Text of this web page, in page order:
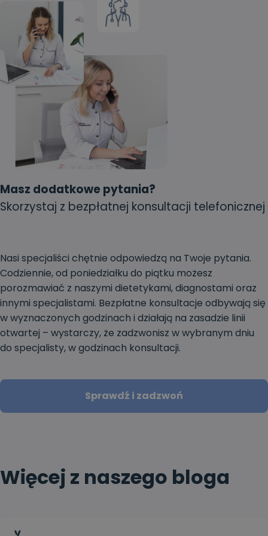
Masz dodatkowe pytania?
Skorzystaj z bezpłatnej konsultacji telefonicznej
Nasi specjaliści chętnie odpowiedzą na Twoje pytania.
Codziennie, od poniedziałku do piątku możesz
porozmawiać z naszymi dietetykami, diagnostami oraz
innymi specjalistami. Bezpłatne konsultacje odbywają się
w wyznaczonych godzinach i działają na zasadzie linii
otwartej – wystarczy, że zadzwonisz w wybranym dniu
do specjalisty, w godzinach konsultacji.
Sprawdź i zadzwoń
Więcej z naszego bloga